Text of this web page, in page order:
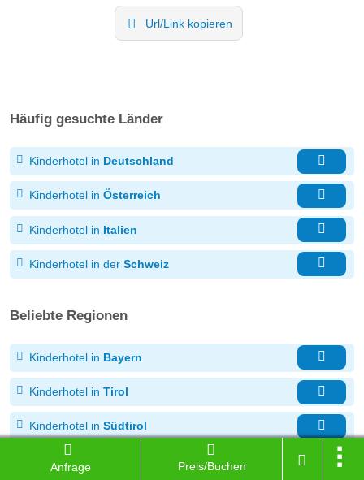
Anfrage Preis/Buchen
Url/Link kopieren
Häufig gesuchte Länder
Kinderhotel in Deutschland
Kinderhotel in Österreich
Kinderhotel in Italien
Kinderhotel in der Schweiz
Beliebte Regionen
Kinderhotel in Bayern
Kinderhotel in Tirol
Kinderhotel in Südtirol
Kinderhotel im Salzburger Land